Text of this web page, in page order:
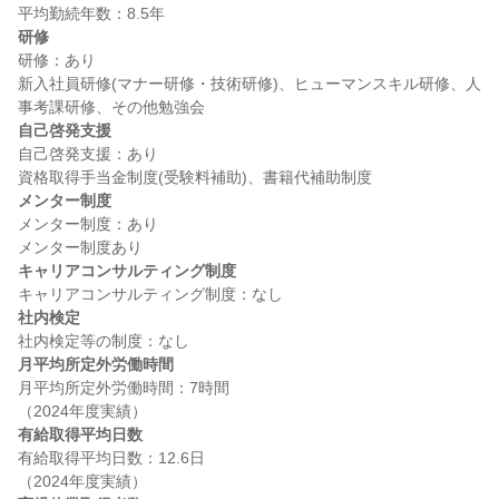
研修
研修：あり
新入社員研修(マナー研修・技術研修)、ヒューマンスキル研修、人
自己啓発支援
自己啓発支援：あり
メンター制度
メンター制度：あり
キャリアコンサルティング制度
社内検定
月平均所定外労働時間
月平均所定外労働時間：7時間
有給取得平均日数
有給取得平均日数：12.6日